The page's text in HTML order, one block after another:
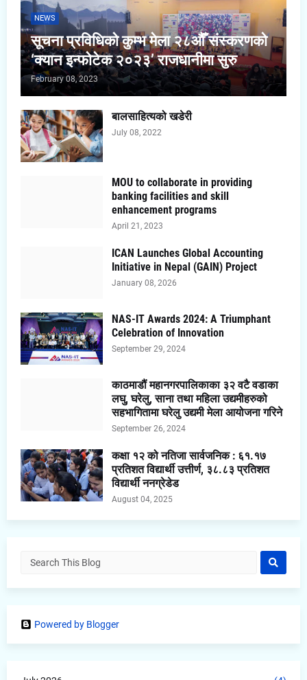
NEWS
सूचना प्रविधिको कुम्भ मेला २८औँ संस्करणको
‘क्यान इन्फोटेक २०२३’ राजधानीमा सुरु
February 08, 2023
बालसाहित्यको खडेरी
July 08, 2022
MOU to collaborate in providing
banking facilities and skill
enhancement programs
April 21, 2023
ICAN Launches Global Accounting
Initiative in Nepal (GAIN) Project
January 08, 2026
NAS-IT Awards 2024: A Triumphant
Celebration of Innovation
September 29, 2024
काठमाडौं महानगरपालिकाका ३२ वटै वडाका
लघु, घरेलु, साना तथा महिला उद्यमीहरुको
सहभागितामा घरेलु उद्यमी मेला आयोजना गरिने
September 26, 2024
कक्षा १२ को नतिजा सार्वजनिक : ६१.१७
प्रतिशत विद्यार्थी उत्तीर्ण, ३८.८३ प्रतिशत
विद्यार्थी ननग्रेडेड
August 04, 2025
Powered by Blogger